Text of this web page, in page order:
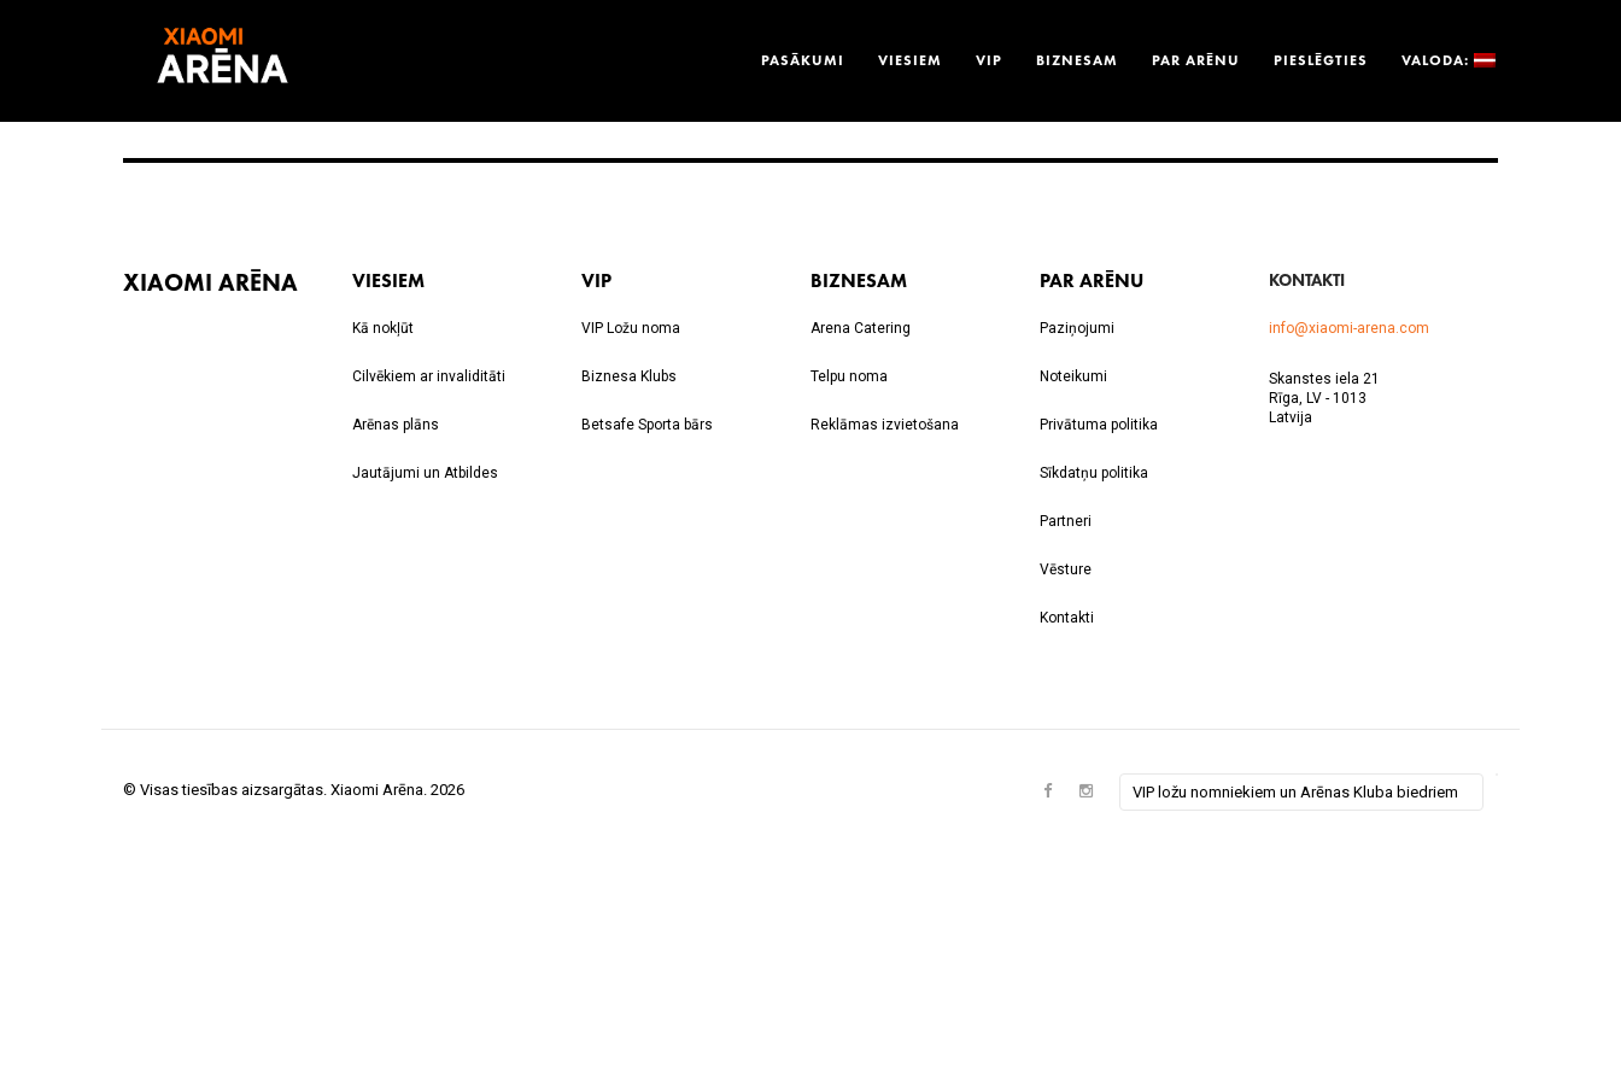
PASĀKUMI VIESIEM VIP BIZNESAM PAR ARĒNU PIESLĒGTIES VALODA:
XIAOMI ARĒNA VIESIEM
Kā nokļūt
Cilvēkiem ar invaliditāti
Arēnas plāns
Jautājumi un Atbildes
VIP
VIP Ložu noma
Biznesa Klubs
Betsafe Sporta bārs
BIZNESAM
Arena Catering
Telpu noma
Reklāmas izvietošana
PAR ARĒNU
Paziņojumi
Noteikumi
Privātuma politika
Sīkdatņu politika
Partneri
Vēsture
Kontakti
KONTAKTI
info@xiaomi-arena.com
Skanstes iela 21
Rīga, LV - 1013
Latvija
© Visas tiesības aizsargātas. Xiaomi Arēna. 2026 VIP ložu nomniekiem un Arēnas Kluba biedriem